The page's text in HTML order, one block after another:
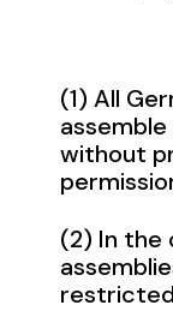
(1) All
without
(2) In the